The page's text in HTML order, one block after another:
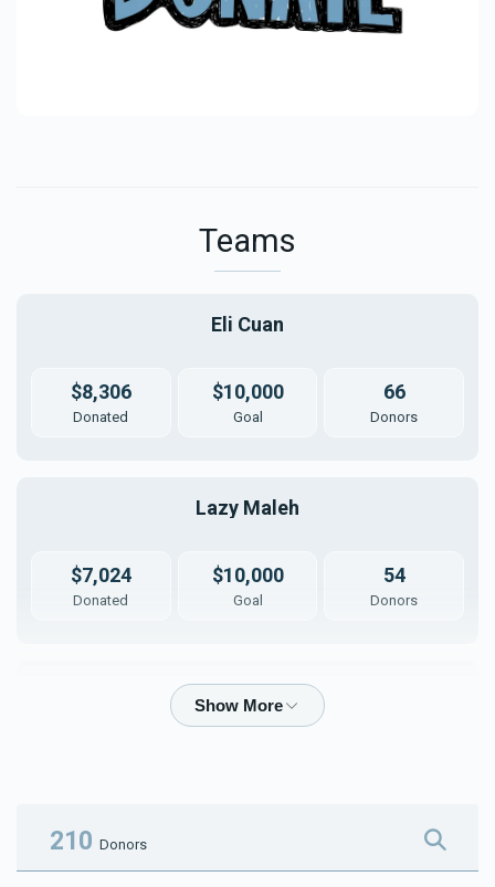
Teams
Eli Cuan
$8,306
Donated
$10,000
Goal
66
Donors
Lazy Maleh
$7,024
Donated
$10,000
Goal
54
Donors
Shouly Malech
קלמן אליעזר סאפדי
210 Donors